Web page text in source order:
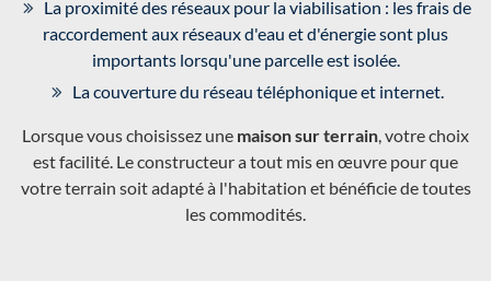
La proximité des réseaux pour la viabilisation : les frais de
raccordement aux réseaux d'eau et d'énergie sont plus
importants lorsqu'une parcelle est isolée.
La couverture du réseau téléphonique et internet.
Lorsque vous choisissez une maison sur terrain , votre choix
est facilité. Le constructeur a tout mis en œuvre pour que
votre terrain soit adapté à l'habitation et bénéficie de toutes
les commodités.